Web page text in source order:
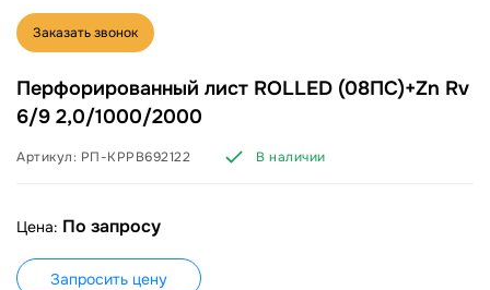
Заказать звонок
Перфорированный лист ROLLED (08ПС)+Zn Rv
6/9 2,0/1000/2000
Артикул: РП-КРРВ692122 В наличии
Цена: По запросу
Запросить цену